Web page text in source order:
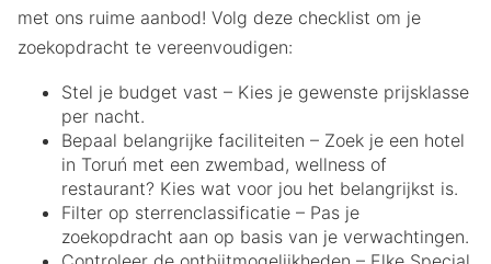
met ons ruime aanbod! Volg deze checklist om je
zoekopdracht te vereenvoudigen:
Stel je budget vast – Kies je gewenste prijsklasse
per nacht.
Bepaal belangrijke faciliteiten – Zoek je een hotel
in Toruń met een zwembad, wellness of
restaurant? Kies wat voor jou het belangrijkst is.
Filter op sterrenclassificatie – Pas je
zoekopdracht aan op basis van je verwachtingen.